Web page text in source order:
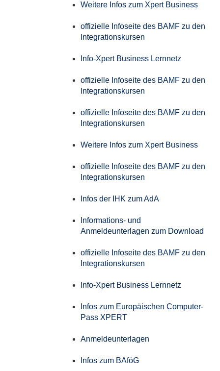
Weitere Infos zum Xpert Business
offizielle Infoseite des BAMF zu den
Integrationskursen
Info-Xpert Business Lernnetz
offizielle Infoseite des BAMF zu den
Integrationskursen
offizielle Infoseite des BAMF zu den
Integrationskursen
Weitere Infos zum Xpert Business
offizielle Infoseite des BAMF zu den
Integrationskursen
Infos der IHK zum AdA
Informations- und
Anmeldeunterlagen zum Download
offizielle Infoseite des BAMF zu den
Integrationskursen
Info-Xpert Business Lernnetz
Infos zum Europäischen Computer-
Pass XPERT
Anmeldeunterlagen
Infos zum BAföG